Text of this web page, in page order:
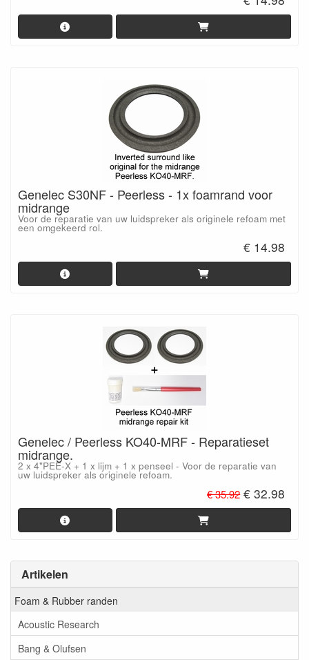
Artikelen
Foam & Rubber randen
Acoustic Research
Bang & Olufsen
Genelec S30NF - Peerless - 1x foamrand voor
midrange
Voor de reparatie van uw luidspreker als originele refoam met
een omgekeerd rol.
€ 14.98
Genelec / Peerless KO40-MRF - Reparatieset
midrange.
2 x 4"PEE-X + 1 x lijm + 1 x penseel - Voor de reparatie van
uw luidspreker als originele refoam.
€ 35.92 € 32.98